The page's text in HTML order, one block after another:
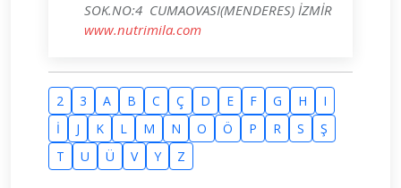
SOK.NO:4 CUMAOVASI(MENDERES) İZMİR
www.nutrimila.com
2 3 A B C Ç D E F G H
I
İ
J K L M N O Ö P R S
Ş
T
U Ü V Y Z